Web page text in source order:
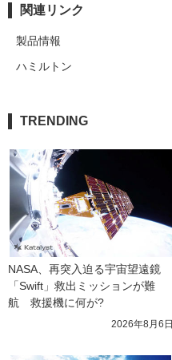
関連リンク
製品情報
ハミルトン
TRENDING
NASA、再突入迫る宇宙望遠鏡
「Swift」救出ミッションが難
航　救援機に何が?
2026年8月6日